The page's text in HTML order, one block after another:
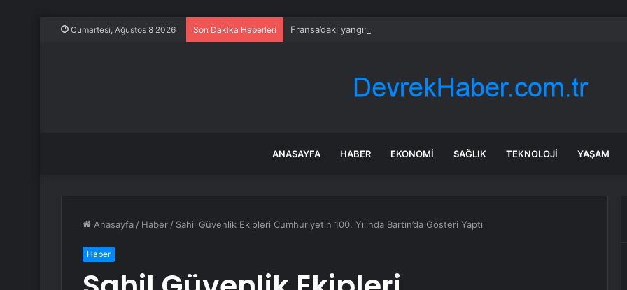
Cumartesi, Ağustos 8 2026 Son Dakika Haberleri Fransa’daki yangınlarda 4 itfaiye eri hayatını kaybetti
ANASAYFA HABER EKONOMI SAĞLIK TEKNOLOJI YAŞAM
Anasayfa / Haber / Sahil Güvenlik Ekipleri Cumhuriyetin 100. Yılında Bartın’da Gösteri Yaptı
Haber